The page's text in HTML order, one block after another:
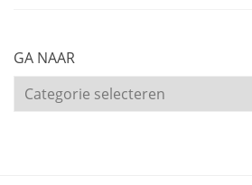
GA NAAR
Ga
naar